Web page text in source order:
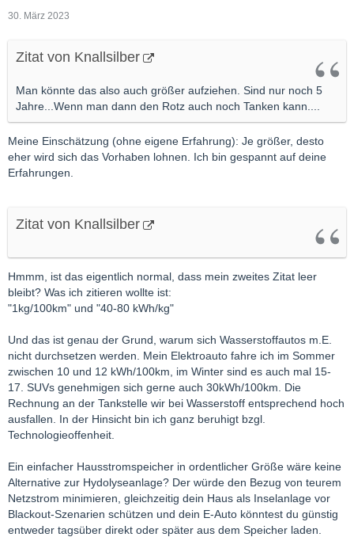
30. März 2023
Zitat von Knallsilber
Man könnte das also auch größer aufziehen. Sind nur noch 5
Jahre...Wenn man dann den Rotz auch noch Tanken kann....
Meine Einschätzung (ohne eigene Erfahrung): Je größer, desto
eher wird sich das Vorhaben lohnen. Ich bin gespannt auf deine
Erfahrungen.
Zitat von Knallsilber
Hmmm, ist das eigentlich normal, dass mein zweites Zitat leer
bleibt? Was ich zitieren wollte ist:
"1kg/100km" und "40-80 kWh/kg"
Und das ist genau der Grund, warum sich Wasserstoffautos m.E.
nicht durchsetzen werden. Mein Elektroauto fahre ich im Sommer
zwischen 10 und 12 kWh/100km, im Winter sind es auch mal 15-
17. SUVs genehmigen sich gerne auch 30kWh/100km. Die
Rechnung an der Tankstelle wir bei Wasserstoff entsprechend hoch
ausfallen. In der Hinsicht bin ich ganz beruhigt bzgl.
Technologieoffenheit.
Ein einfacher Hausstromspeicher in ordentlicher Größe wäre keine
Alternative zur Hydolyseanlage? Der würde den Bezug von teurem
Netzstrom minimieren, gleichzeitig dein Haus als Inselanlage vor
Blackout-Szenarien schützen und dein E-Auto könntest du günstig
entweder tagsüber direkt oder später aus dem Speicher laden.